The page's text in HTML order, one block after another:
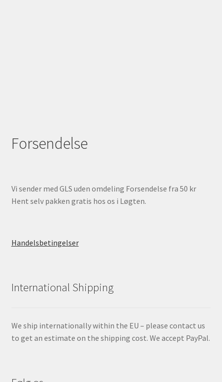
Forsendelse
Vi sender med GLS uden omdeling Forsendelse fra 50 kr
Hent selv pakken gratis hos os i Løgten.
Handelsbetingelser
International Shipping
We ship internationally within the EU – please contact us
to get an estimate on the shipping cost. We accept PayPal.